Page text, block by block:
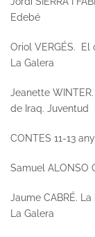
Edebé
Oriol VERGÉS.
El
La Galera
Jeanette WINTER.
de Iraq. Juventud
CONTES 11-13
Samuel ALONSO
Jaume CABRÉ.
La Galera